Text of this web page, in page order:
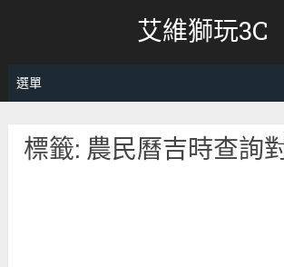
艾維獅玩3C
選單
標籤: 農民曆吉時查詢